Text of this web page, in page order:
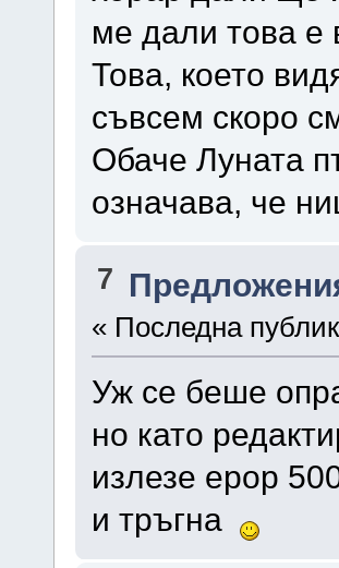
ме дали това е
Това, което
съвсем скоро
Обаче Луната
означава, че
7
« Последна
Уж се беше
но като
излезе ерор
и тръгна